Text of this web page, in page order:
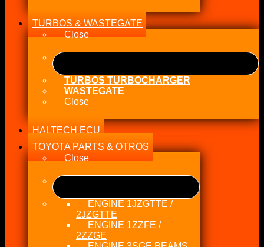
TURBOS & WASTEGATE
Close
TURBOS TURBOCHARGER
WASTEGATE
Close
HALTECH ECU
TOYOTA PARTS & OTROS
Close
ENGINE 1JZGTTE /
2JZGTTE
ENGINE 1ZZFE /
2ZZGE